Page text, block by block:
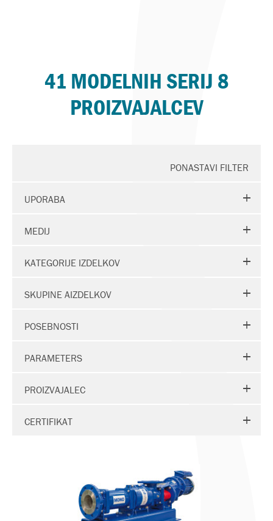
41 MODELNIH SERIJ 8
PROIZVAJALCEV
PONASTAVI FILTER
UPORABA
MEDIJ
KATEGORIJE IZDELKOV
SKUPINE AIZDELKOV
POSEBNOSTI
PARAMETERS
PROIZVAJALEC
CERTIFIKAT